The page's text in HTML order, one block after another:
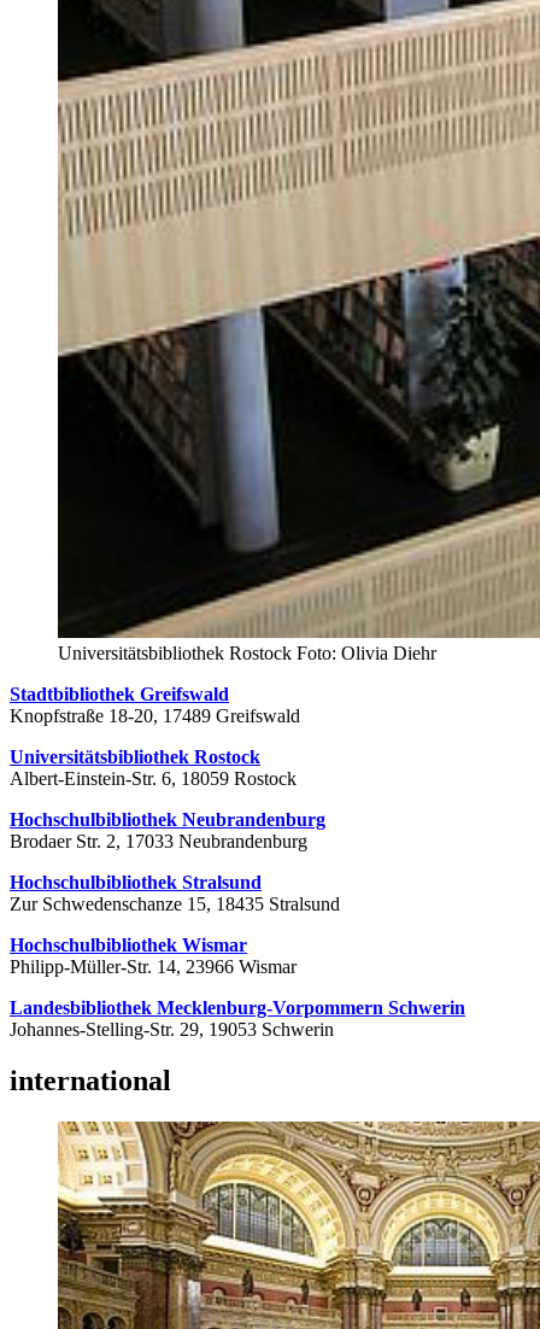
Universitätsbibliothek Rostock Foto: Olivia Diehr
Stadtbibliothek Greifswald
Knopfstraße 18-20, 17489 Greifswald
Universitätsbibliothek Rostock
Albert-Einstein-Str. 6, 18059 Rostock
Hochschulbibliothek Neubrandenburg
Brodaer Str. 2, 17033 Neubrandenburg
Hochschulbibliothek Stralsund
Zur Schwedenschanze 15, 18435 Stralsund
Hochschulbibliothek Wismar
Philipp-Müller-Str. 14, 23966 Wismar
Landesbibliothek Mecklenburg-Vorpommern Schwerin
Johannes-Stelling-Str. 29, 19053 Schwerin
international